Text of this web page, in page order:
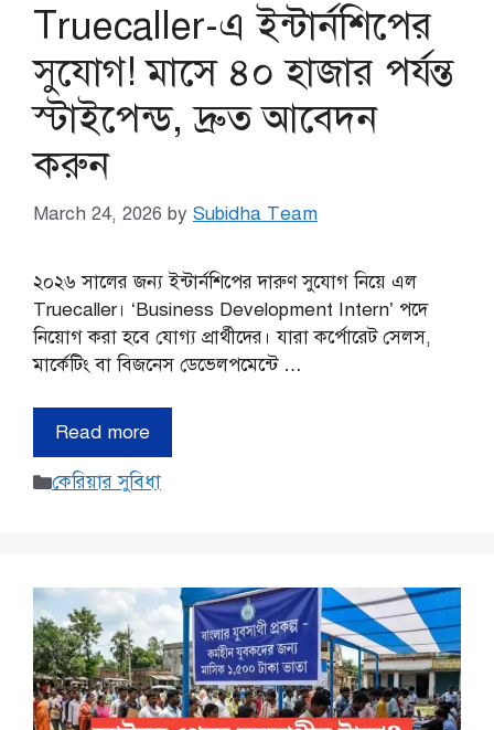
Truecaller-এ ইন্টার্নশিপের
সুযোগ! মাসে ৪০ হাজার পর্যন্ত
স্টাইপেন্ড, দ্রুত আবেদন
করুন
March 24, 2026 by Subidha Team
২০২৬ সালের জন্য ইন্টার্নশিপের দারুণ সুযোগ নিয়ে এল
Truecaller। ‘Business Development Intern’ পদে
নিয়োগ করা হবে যোগ্য প্রার্থীদের। যারা কর্পোরেট সেলস,
মার্কেটিং বা বিজনেস ডেভেলপমেন্টে …
Read more
Categories
কেরিয়ার সুবিধা